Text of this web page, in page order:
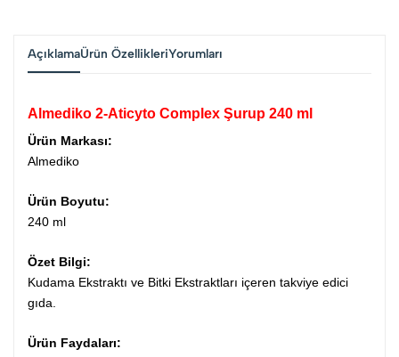
AçıklamaÜrün ÖzellikleriYorumları
Almediko 2-Aticyto Complex Şurup 240 ml
Ürün Markası:
Almediko
Ürün Boyutu:
240 ml
Özet Bilgi:
Kudama Ekstraktı ve Bitki Ekstraktları içeren takviye edici
gıda.
Ürün Faydaları: